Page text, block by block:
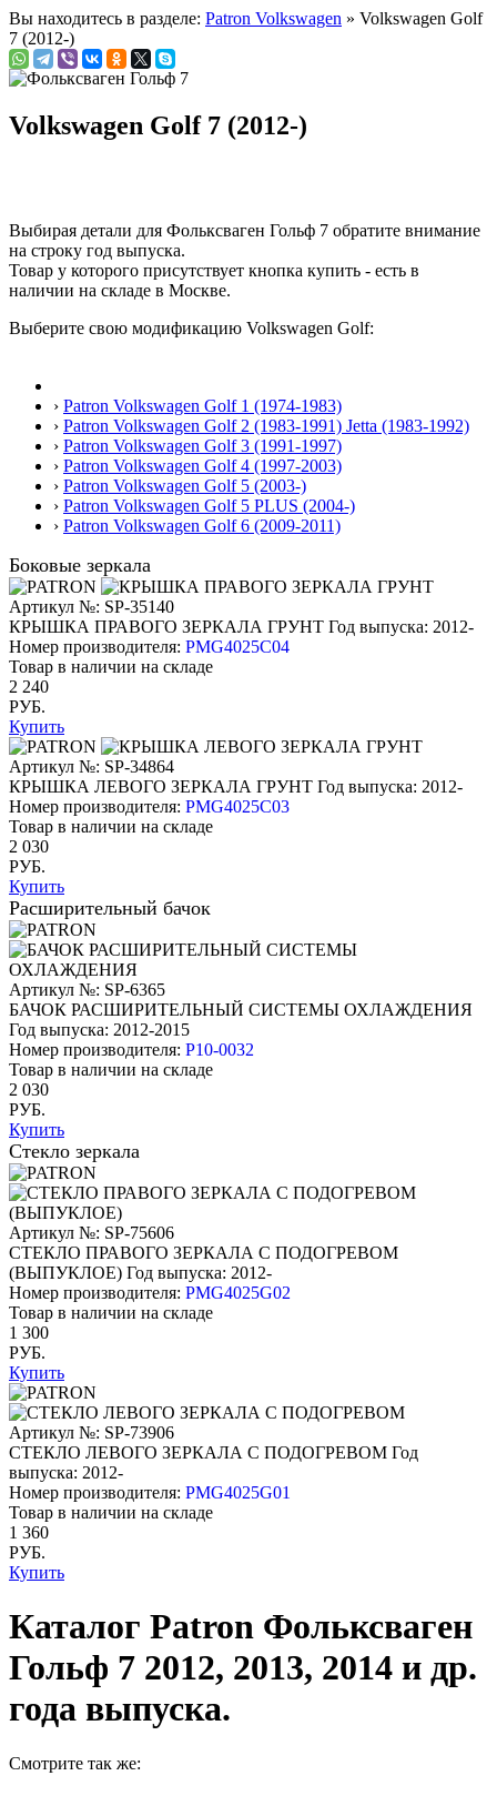
Вы находитесь в разделе: Patron Volkswagen » Volkswagen Golf
7 (2012-)
Volkswagen Golf 7 (2012-)
Выбирая детали для Фольксваген Гольф 7 обратите внимание
на строку год выпуска.
Товар у которого присутствует кнопка купить - есть в
наличии на складе в Москве.
Выберите свою модификацию Volkswagen Golf:
› Patron Volkswagen Golf 1 (1974-1983)
› Patron Volkswagen Golf 2 (1983-1991) Jetta (1983-1992)
› Patron Volkswagen Golf 3 (1991-1997)
› Patron Volkswagen Golf 4 (1997-2003)
› Patron Volkswagen Golf 5 (2003-)
› Patron Volkswagen Golf 5 PLUS (2004-)
› Patron Volkswagen Golf 6 (2009-2011)
Боковые зеркала
Артикул №: SP-35140
КРЫШКА ПРАВОГО ЗЕРКАЛА ГРУНТ Год выпуска: 2012-
Номер производителя: PMG4025C04
Товар в наличии на складе
2 240
РУБ.
Купить
Артикул №: SP-34864
КРЫШКА ЛЕВОГО ЗЕРКАЛА ГРУНТ Год выпуска: 2012-
Номер производителя: PMG4025C03
Товар в наличии на складе
2 030
РУБ.
Купить
Расширительный бачок
Артикул №: SP-6365
БАЧОК РАСШИРИТЕЛЬНЫЙ СИСТЕМЫ ОХЛАЖДЕНИЯ
Год выпуска: 2012-2015
Номер производителя: P10-0032
Товар в наличии на складе
2 030
РУБ.
Купить
Стекло зеркала
Артикул №: SP-75606
СТЕКЛО ПРАВОГО ЗЕРКАЛА С ПОДОГРЕВОМ
(ВЫПУКЛОЕ) Год выпуска: 2012-
Номер производителя: PMG4025G02
Товар в наличии на складе
1 300
РУБ.
Купить
Артикул №: SP-73906
СТЕКЛО ЛЕВОГО ЗЕРКАЛА С ПОДОГРЕВОМ Год
выпуска: 2012-
Номер производителя: PMG4025G01
Товар в наличии на складе
1 360
РУБ.
Купить
Каталог Patron Фольксваген
Гольф 7 2012, 2013, 2014 и др.
года выпуска.
Смотрите так же: